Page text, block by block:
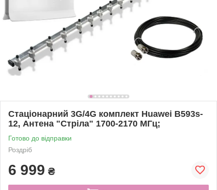
Стаціонарний 3G/4G комплект Huawei B593s-
12, Антена "Стріла" 1700-2170 МГц;
Готово до відправки
Роздріб
6 999 ₴